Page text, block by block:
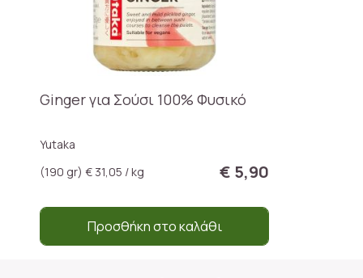
Ginger για Σούσι 100% Φυσικό
Yutaka
(190 gr) € 31,05 / kg
€ 5,90
Προσθήκη στο καλάθι